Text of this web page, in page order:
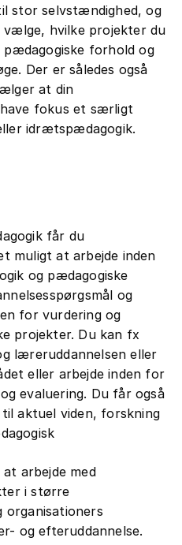
stor selvstændighed, og
vælge, hvilke projekter du
pædagogiske forhold og
Der er således også
at din
have fokus et særligt
idrætspædagogik.
får du
muligt at arbejde inden
og pædagogiske
og
for vurdering og
projekter. Du kan fx
læreruddannelsen eller
eller arbejde inden for
evaluering. Du får også
aktuel viden, forskning
arbejde med
i større
organisationers
og efteruddannelse.